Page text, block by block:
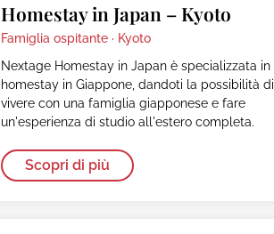
Homestay in Japan – Kyoto
Famiglia ospitante · Kyoto
Nextage Homestay in Japan è specializzata in
homestay in Giappone, dandoti la possibilità di
vivere con una famiglia giapponese e fare
un'esperienza di studio all'estero completa.
Scopri di più